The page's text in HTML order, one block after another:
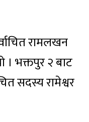
रामलखन
। भक्तपुर २ बाट
सदस्य रामेश्वर